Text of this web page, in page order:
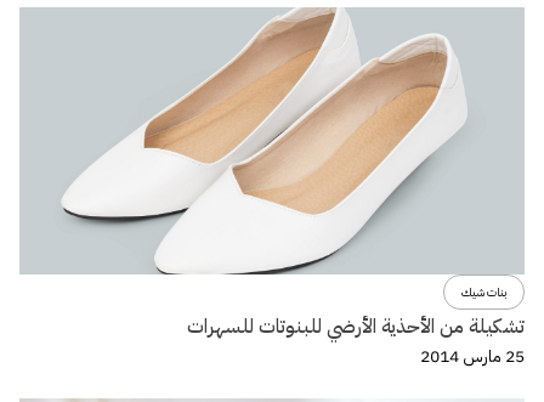
بنات شيك
تشكيلة من الأحذية الأرضي للبنوتات للسهرات
25 مارس 2014